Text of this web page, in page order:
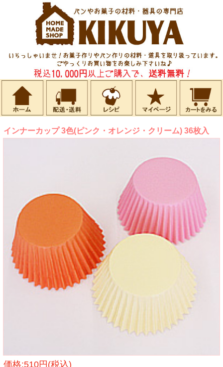
インナーカップ 3色(ピンク・オレンジ・クリーム) 36枚入
価格:510円(税込)